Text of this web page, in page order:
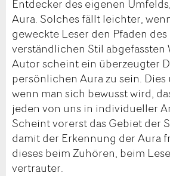
Entdecker des eigenen
Aura. Solches fällt leichter,
geweckte Leser den Pfaden
verständlichen Stil abgefassten
Autor scheint ein überzeugter
persönlichen Aura zu sein.
wenn man sich bewusst wird,
jeden von uns in individueller
Scheint vorerst das Gebiet der
damit der Erkennung der Aura
dieses beim Zuhören, beim
vertrauter.